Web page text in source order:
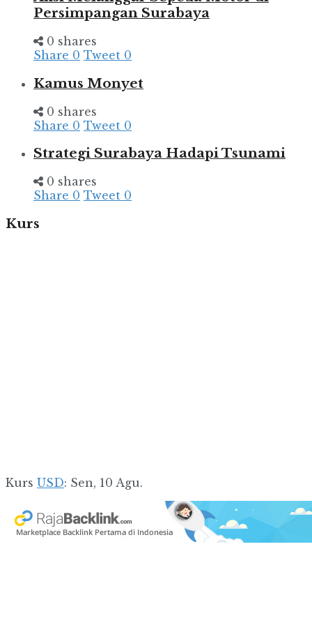
Persimpangan Surabaya
0 shares
Share 0 Tweet 0
Kamus Monyet
0 shares
Share 0 Tweet 0
Strategi Surabaya Hadapi Tsunami
0 shares
Share 0 Tweet 0
Kurs
Kurs USD: Sen, 10 Agu.